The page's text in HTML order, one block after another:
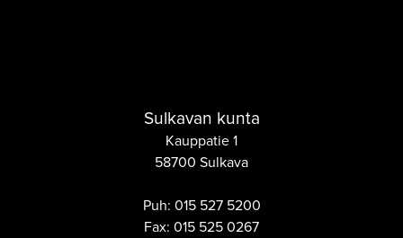
Sulkavan kunta
Kauppatie 1
58700 Sulkava
Puh: 015 527 5200
Fax: 015 525 0267